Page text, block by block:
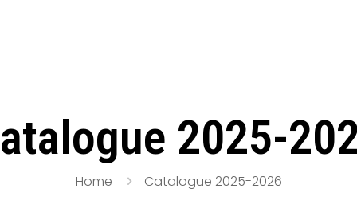
2025-
Home Catalogue 2025-2026